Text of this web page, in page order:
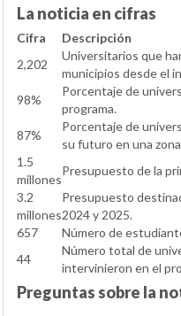
La noticia en cifras
Cifra
Descripción
2,202
Universitarios que
municipios desde el
98%
Porcentaje de
programa.
87%
Porcentaje de
su futuro en una
1.5
millones
Presupuesto de la
3.2
millones
Presupuesto
2024 y 2025.
657
Número de
44
Número total de
intervinieron en el
Preguntas sobre la